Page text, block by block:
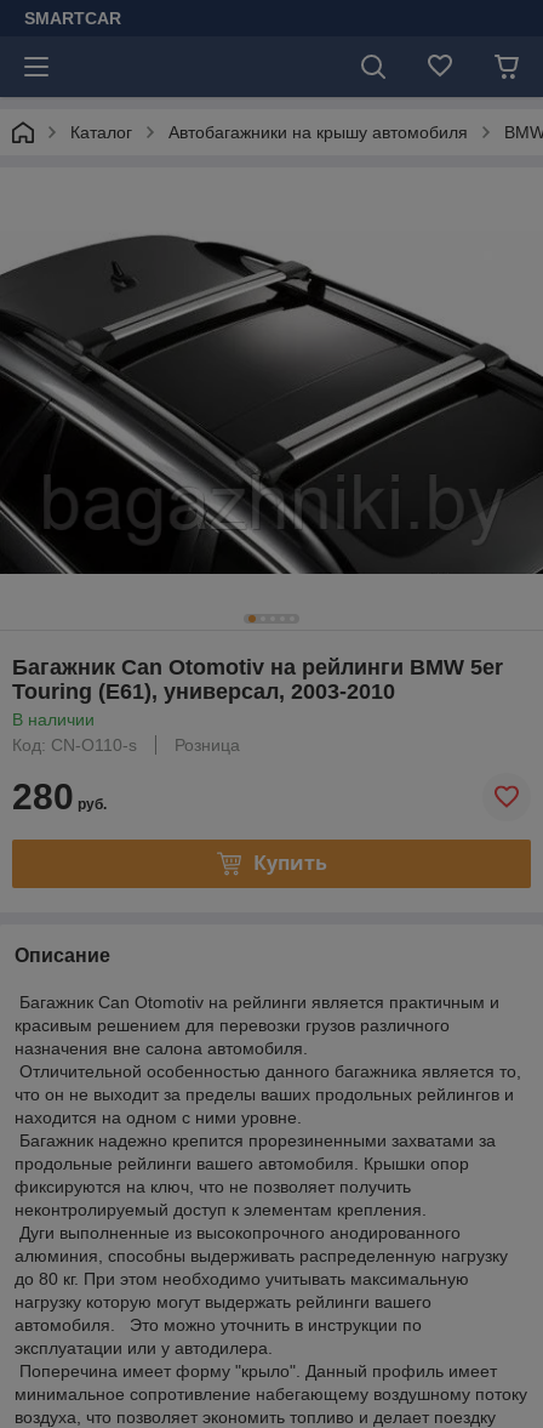
SMARTCAR
Каталог Автобагажники на крышу автомобиля
Багажник Can Otomotiv на рейлинги BMW 5er
Touring (E61), универсал, 2003-2010
В наличии
Код: CN-O110-s
Розница
280 руб.
Купить
Описание
Багажник Can Otomotiv на рейлинги является практичным и
красивым решением для перевозки грузов различного
назначения вне салона автомобиля.
Отличительной особенностью данного багажника является то,
что он не выходит за пределы ваших продольных рейлингов и
находится на одном с ними уровне.
Багажник надежно крепится прорезиненными захватами за
продольные рейлинги вашего автомобиля. Крышки опор
фиксируются на ключ, что не позволяет получить
неконтролируемый доступ к элементам крепления.
Дуги выполненные из высокопрочного анодированного
алюминия, способны выдерживать распределенную нагрузку
до 80 кг. При этом необходимо учитывать максимальную
нагрузку которую могут выдержать рейлинги вашего
автомобиля. Это можно уточнить в инструкции по
эксплуатации или у автодилера.
Поперечина имеет форму "крыло". Данный профиль имеет
минимальное сопротивление набегающему воздушному потоку
воздуха, что позволяет экономить топливо и делает поездку